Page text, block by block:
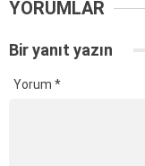
YORUMLAR
Bir yanıt yazın
Yorum *